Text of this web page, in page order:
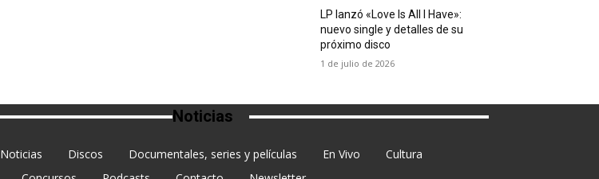
LP lanzó «Love Is All I Have»:
nuevo single y detalles de su
próximo disco
1 de julio de 2026
Noticias
Noticias Discos Documentales, series y películas En Vivo
Cultura